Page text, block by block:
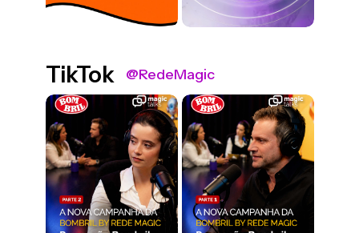
TikTok @RedeMagic